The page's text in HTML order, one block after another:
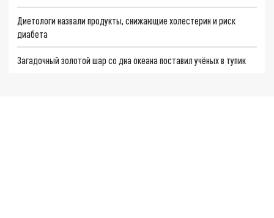
Диетологи назвали продукты, снижающие холестерин и риск
диабета
Загадочный золотой шар со дна океана поставил учёных в тупик